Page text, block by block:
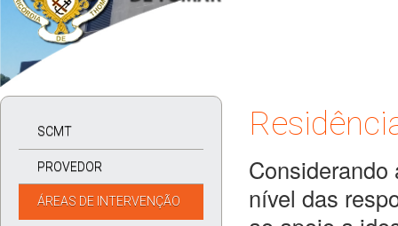
SCMT
PROVEDOR
ÁREAS DE INTERVENÇÃO
nível das